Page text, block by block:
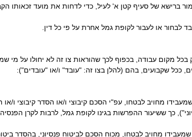
של סעיף קטן א' לעיל, כדי לדחות את מועד זכאותו הקבוע בסעיף
לבחור או לעבור לקופת גמל אחרת על פי כל דין.
מקום עבודה, בכפוף לכך שהוראות צו זה לא יחולו על מי
מחויב לבטחו, עפ"י הסכם קיבוצי ו/או הסדר קיבוצי ו/או
ששיעור ההפרשות בגינו לקופת גמל, לרבות לקרן הפנסיה, עומד לכל
מחויב לבטחו, מכוח הסכם לביטוח פנסיוני, בהסדר